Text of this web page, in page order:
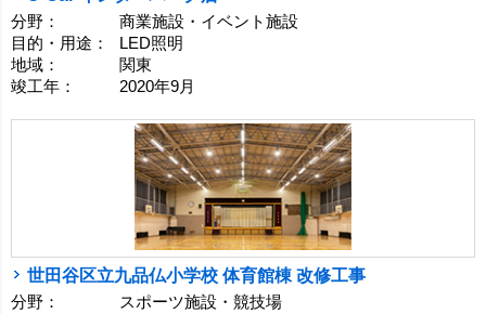
分野：
商業施設・イベント施設
目的・用途：
LED照明
地域：
関東
竣工年：
2020年9月
世田谷区立九品仏小学校 体育館棟 改修工事
分野：
スポーツ施設・競技場